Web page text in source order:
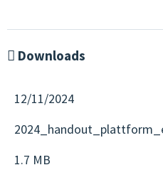
Downloads
12/11/2024
1.7 MB